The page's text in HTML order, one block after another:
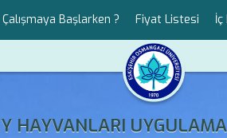
Çalışmaya Başlarken ? Fiyat Listesi
HAYVANLARI